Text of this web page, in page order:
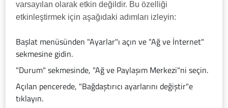
varsayılan olarak etkin değildir. Bu özelliği
etkinleştirmek için aşağıdaki adımları izleyin:
Başlat menüsünden "Ayarlar"ı açın ve "Ağ ve İnternet"
sekmesine gidin.
"Durum" sekmesinde, "Ağ ve Paylaşım Merkezi"ni seçin.
Açılan pencerede, "Bağdaştırıcı ayarlarını değiştir"e
tıklayın.